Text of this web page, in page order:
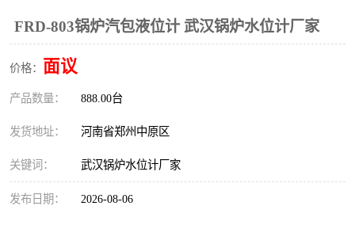
FRD-803锅炉汽包液位计 武汉锅炉水位计厂家
价格： 面议
产品数量： 888.00台
发货地址： 河南省郑州中原区
关键词： 武汉锅炉水位计厂家
发布日期： 2026-08-06